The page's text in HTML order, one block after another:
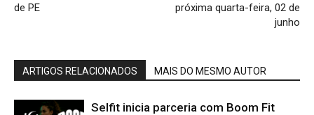
de PE
próxima quarta-feira, 02 de
junho
ARTIGOS RELACIONADOS MAIS DO MESMO AUTOR
Selfit inicia parceria com Boom Fit